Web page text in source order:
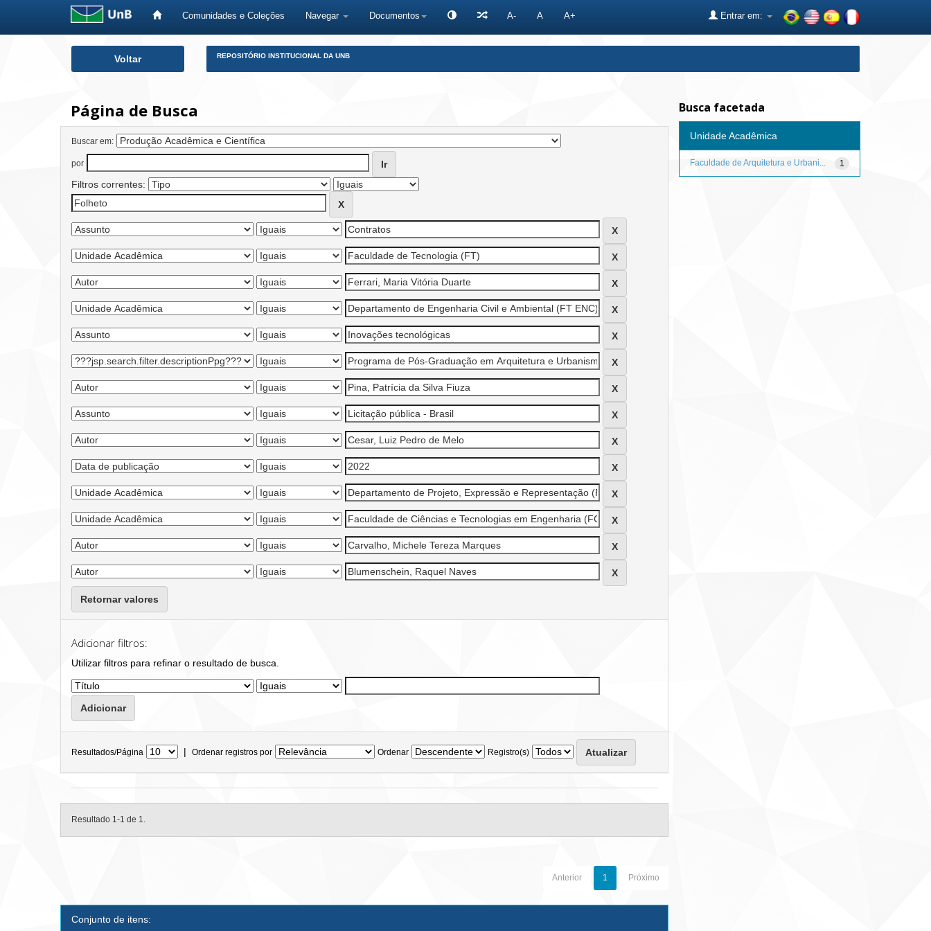
Comunidades e Coleções Navegar Documentos A- A A+ Entrar em:
Voltar REPOSITÓRIO INSTITUCIONAL DA UNB
Página de Busca
Buscar em:
por
Filtros correntes:
Retornar valores
Adicionar filtros:
Utilizar filtros para refinar o resultado de busca.
Resultados/Página | Ordenar registros por Ordenar Registro(s)
Resultado 1-1 de 1.
Anterior 1 Próximo
Conjunto de itens:
Busca facetada
Unidade Acadêmica
1
Faculdade de Arquitetura e Urbani...